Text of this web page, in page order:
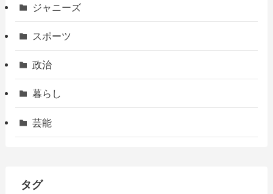
ジャニーズ
スポーツ
政治
暮らし
芸能
タグ